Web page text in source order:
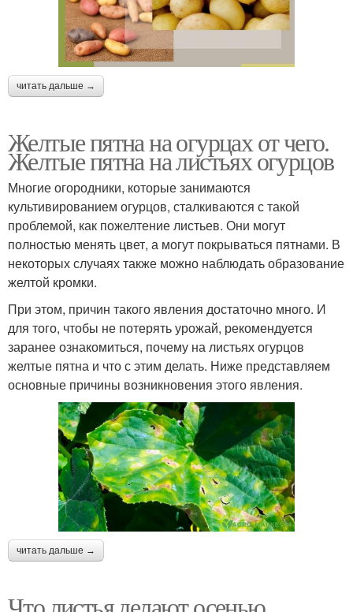
читать дальше →
Желтые пятна на огурцах от чего.
Желтые пятна на листьях огурцов
Многие огородники, которые занимаются
культивированием огурцов, сталкиваются с такой
проблемой, как пожелтение листьев. Они могут
полностью менять цвет, а могут покрываться пятнами. В
некоторых случаях также можно наблюдать образование
желтой кромки.
При этом, причин такого явления достаточно много. И
для того, чтобы не потерять урожай, рекомендуется
заранее ознакомиться, почему на листьях огурцов
желтые пятна и что с этим делать. Ниже представляем
основные причины возникновения этого явления.
читать дальше →